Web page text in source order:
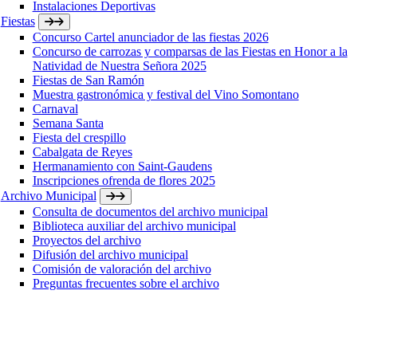
Instalaciones Deportivas
Fiestas
Concurso Cartel anunciador de las fiestas 2026
Concurso de carrozas y comparsas de las Fiestas en Honor a la
Natividad de Nuestra Señora 2025
Fiestas de San Ramón
Muestra gastronómica y festival del Vino Somontano
Carnaval
Semana Santa
Fiesta del crespillo
Cabalgata de Reyes
Hermanamiento con Saint-Gaudens
Inscripciones ofrenda de flores 2025
Archivo Municipal
Consulta de documentos del archivo municipal
Biblioteca auxiliar del archivo municipal
Proyectos del archivo
Difusión del archivo municipal
Comisión de valoración del archivo
Preguntas frecuentes sobre el archivo